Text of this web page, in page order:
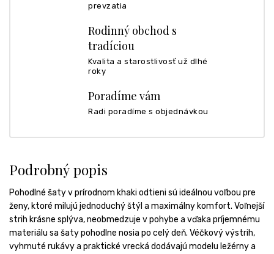
prevzatia
Rodinný obchod s
tradíciou
Kvalita a starostlivosť už dlhé
roky
Poradíme vám
Radi poradíme s objednávkou
Podrobný popis
Pohodlné šaty v prírodnom khaki odtieni sú ideálnou voľbou pre
ženy, ktoré milujú jednoduchý štýl a maximálny komfort. Voľnejší
strih krásne splýva, neobmedzuje v pohybe a vďaka príjemnému
materiálu sa šaty pohodlne nosia po celý deň. Véčkový výstrih,
vyhrnuté rukávy a praktické vrecká dodávajú modelu ležérny a